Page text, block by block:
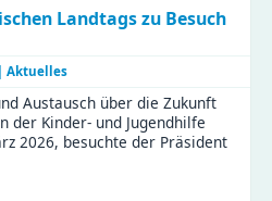
Landtags zu Besuch
Aktuelles
Austausch über die Zukunft
der Kinder- und Jugendhilfe
2026, besuchte der Präsident